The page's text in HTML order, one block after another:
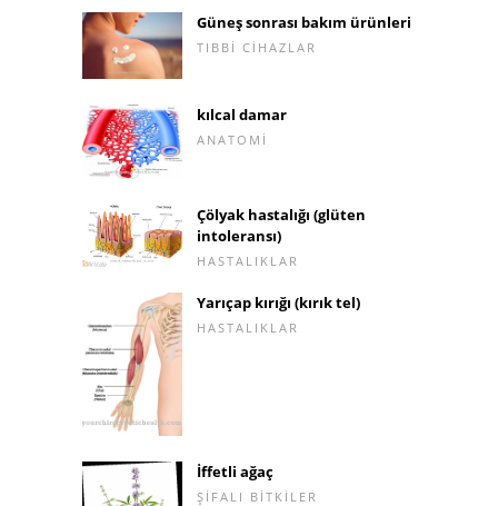
Güneş sonrası bakım ürünleri
TIBBI CIHAZLAR
kılcal damar
ANATOMI
Çölyak hastalığı (glüten
intoleransı)
HASTALIKLAR
Yarıçap kırığı (kırık tel)
HASTALIKLAR
İffetli ağaç
ŞIFALI BITKILER